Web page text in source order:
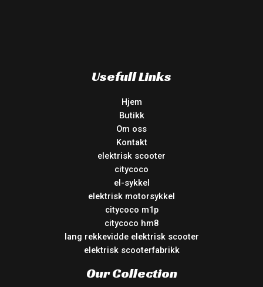
Usefull Links
Hjem
Butikk
Om oss
Kontakt
elektrisk scooter
citycoco
el-sykkel
elektrisk motorsykkel
citycoco m1p
citycoco hm8
lang rekkevidde elektrisk scooter
elektrisk scooterfabrikk
Our Collection